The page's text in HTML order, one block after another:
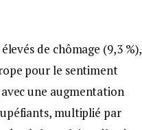
de chômage (9,3 %),
pour le sentiment
une augmentation
multiplié par